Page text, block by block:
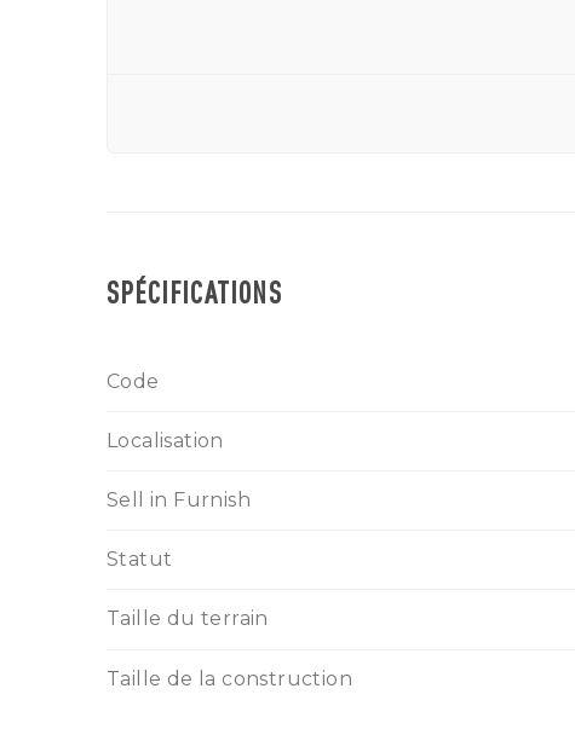
SPÉCIFICATIONS
Code
Localisation
Sell in Furnish
Statut
Taille du terrain
Taille de la construction